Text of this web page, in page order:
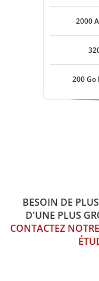
2000
200 Go
BESOIN DE
D'UNE PLUS
CONTACTEZ